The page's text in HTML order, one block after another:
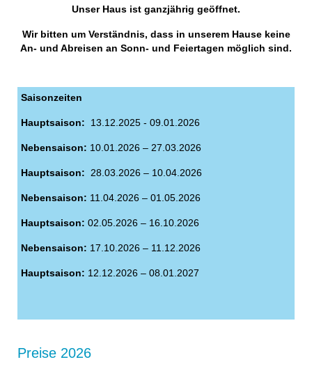
Unser Haus ist ganzjährig geöffnet.
Wir bitten um Verständnis, dass in unserem Hause keine
An- und Abreisen an Sonn- und Feiertagen möglich sind.
Saisonzeiten
Hauptsaison: 13.12.2025 - 09.01.2026
Nebensaison: 10.01.2026 – 27.03.2026
Hauptsaison: 28.03.2026 – 10.04.2026
Nebensaison: 11.04.2026 – 01.05.2026
Hauptsaison: 02.05.2026 – 16.10.2026
Nebensaison: 17.10.2026 – 11.12.2026
Hauptsaison: 12.12.2026 – 08.01.2027
Preise 2026